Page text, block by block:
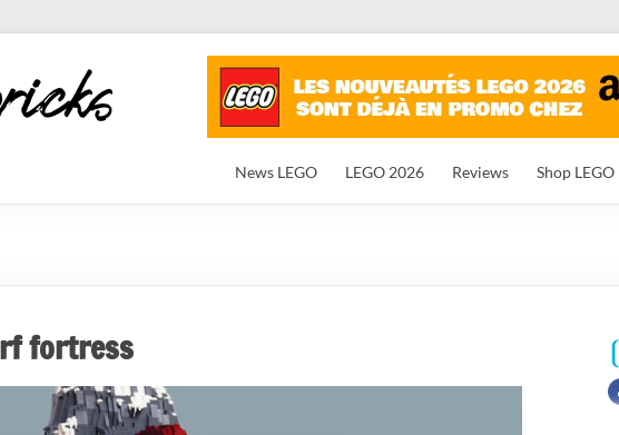
News LEGO LEGO 2026 Reviews Shop LEGO
fortress